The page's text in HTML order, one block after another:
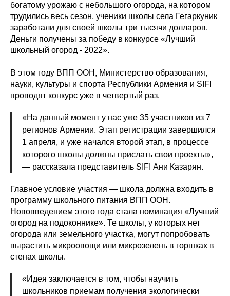
богатому урожаю с небольшого огорода, на котором
трудились весь сезон, ученики школы села Гегаркуник
заработали для своей школы три тысячи долларов.
Деньги получены за победу в конкурсе «Лучший
школьный огород - 2022».
В этом году ВПП ООН, Министерство образования,
науки, культуры и спорта Республики Армения и SIFI
проводят конкурс уже в четвертый раз.
«На данный момент у нас уже 35 участников из 7
регионов Армении. Этап регистрации завершился
1 апреля, и уже начался второй этап, в процессе
которого школы должны прислать свои проекты»,
— рассказала представитель SIFI Ани Казарян.
Главное условие участия — школа должна входить в
программу школьного питания ВПП ООН.
Нововведением этого года стала номинация «Лучший
огород на подоконнике». Те школы, у которых нет
огорода или земельного участка, могут попробовать
вырастить микроовощи или микрозелень в горшках в
стенах школы.
«Идея заключается в том, чтобы научить
школьников приемам получения экологически